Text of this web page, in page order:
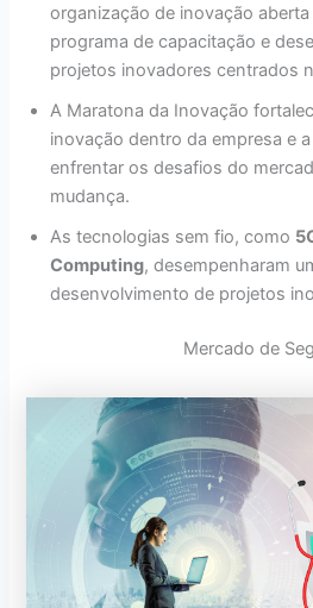
organização de inovação
programa de capacitação e
projetos inovadores centrados
A Maratona da Inovação
inovação dentro da empresa e
enfrentar os desafios do
mudança.
As tecnologias sem fio, como
Computing, desempenharam
desenvolvimento de projetos
Mercado de